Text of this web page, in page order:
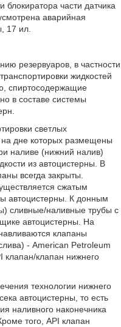
блокиратора части датчика
аварийная
17 ил.
резервуаров, в частности
жидкостей
спиртосодержащие
в составе системы
светлых
на дне которых размещены
наливе (нижний налив)
из автоцистерны. В
всегда закрыты.
сжатым
автоцистерны. К донным
сливные/наливные трубы с
автоцистерны. На
клапаны
- American Petroleum
клапан/клапан нижнего
технологии нижнего
автоцистерны, то есть
наливного наконечника
того, API клапан